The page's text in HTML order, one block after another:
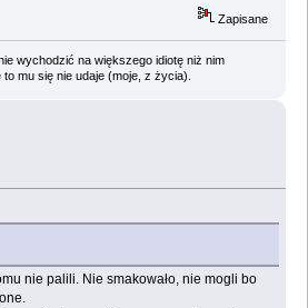
Zapisane
wychodzić na większego idiotę niż nim
mu się nie udaje (moje, z życia).
nie palili. Nie smakowało, nie mogli bo